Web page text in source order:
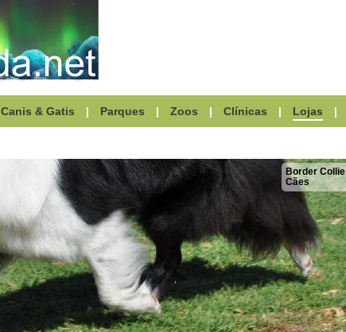
Canis & Gatis | Parques | Zoos | Clínicas | Lojas |
Border Collie
Cães